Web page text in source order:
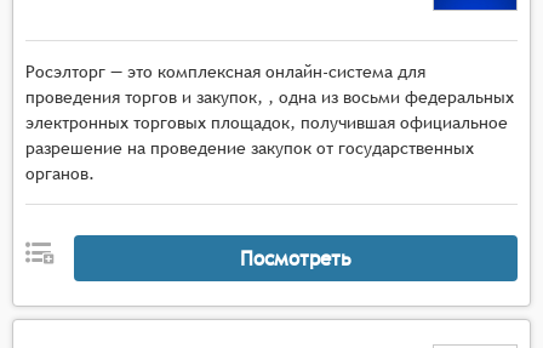
Росэлторг — это комплексная онлайн-система для
проведения торгов и закупок, , одна из восьми федеральных
электронных торговых площадок, получившая официальное
разрешение на проведение закупок от государственных
органов.
Посмотреть